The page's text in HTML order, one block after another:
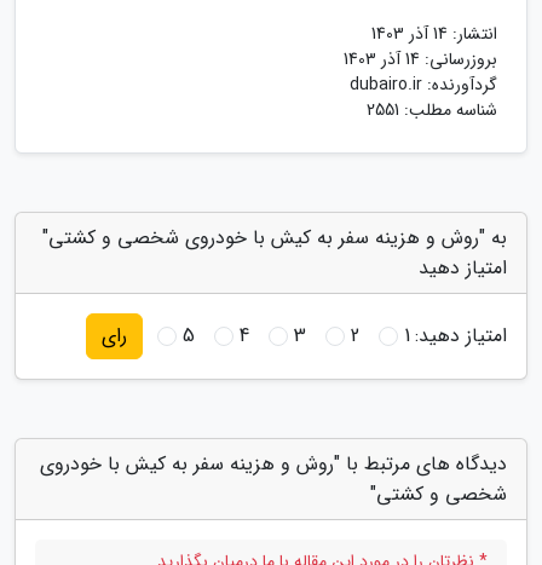
انتشار: 14 آذر 1403
بروزرسانی: 14 آذر 1403
گردآورنده: dubairo.ir
شناسه مطلب: 2551
به "روش و هزینه سفر به کیش با خودروی شخصی و کشتی"
امتیاز دهید
امتیاز دهید:1
2
3
4
5 رای
دیدگاه های مرتبط با "روش و هزینه سفر به کیش با خودروی
شخصی و کشتی"